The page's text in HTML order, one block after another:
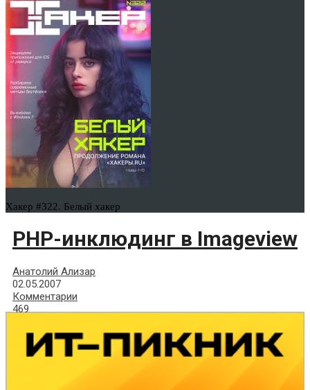
Хакер #322. Белый хакер
PHP-инклюдинг в Imageview
Анатолий Ализар
02.05.2007
Комментарии
469